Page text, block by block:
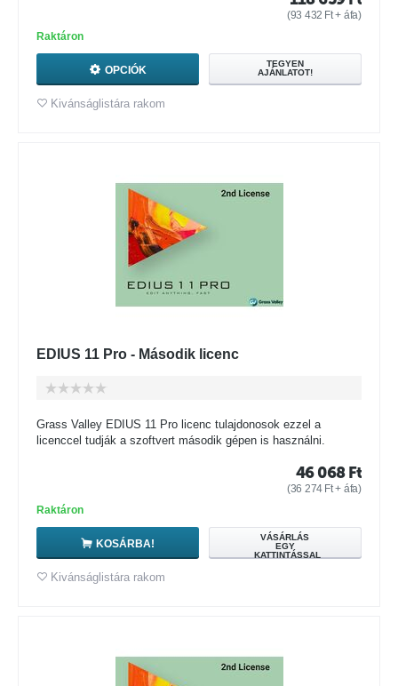
(93 432 Ft+ áfa)
Raktáron
OPCIÓK
TEGYEN
AJÁNLATOT!
Kivánságlistára rakom
EDIUS 11 Pro - Második licenc
Grass Valley EDIUS 11 Pro licenc tulajdonosok ezzel a
licenccel tudják a szoftvert második gépen is használni.
46 068 Ft
(36 274 Ft+ áfa)
Raktáron
KOSÁRBA!
VÁSÁRLÁS
EGY
KATTINTÁSSAL
Kivánságlistára rakom